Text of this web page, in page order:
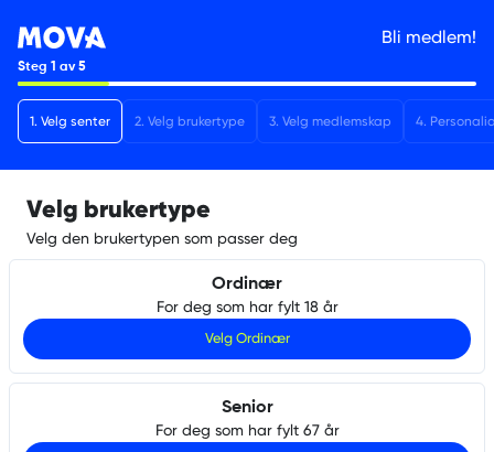
Bli medlem!
Steg 1 av5
1. Velg senter 2. Velg brukertype 3. Velg medlemskap 4.
Velg brukertype
Velg den brukertypen som passer deg
Ordinær
For deg som har fylt 18 år
Velg Ordinær
Senior
For deg som har fylt 67 år